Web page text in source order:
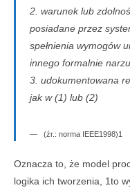
2. warunek lub
posiadane przez
spełnienia wymogów
innego formalnie
3. udokumentowana
jak w (1) lub (2)
(źr.: norma IEEE1998)1
Oznacza to, że model
logika ich tworzenia, 1to